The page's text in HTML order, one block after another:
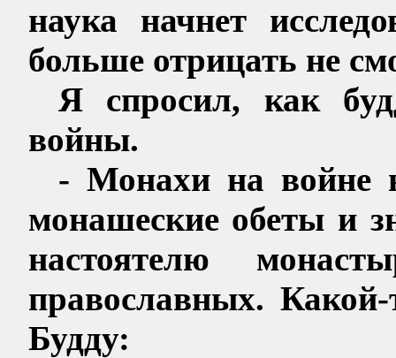
наука начнет
больше отрицать не
Я спросил, как
войны.
- Монахи на войне
монашеские обеты и
настоятелю
православных.
Будду: